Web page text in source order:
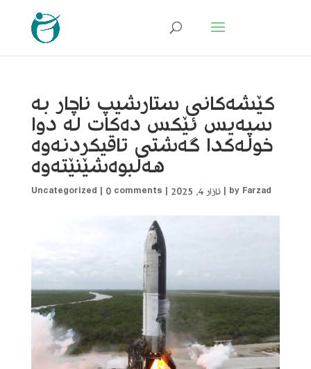
کێشەکانی ستارشیپ ناچار بە
سپەیس ئێکس دەکات لە دوا
خولەکدا گەشتی تاقیکردنەوە
هەڵبوەشێنێتەوە
by Farzad
|ئازار 4, 2025 |
Uncategorized | 0 comments